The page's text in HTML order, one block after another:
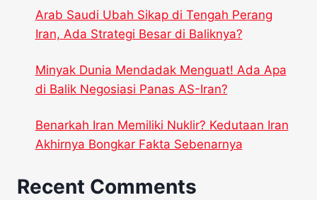
Arab Saudi Ubah Sikap di Tengah Perang
Iran, Ada Strategi Besar di Baliknya?
Minyak Dunia Mendadak Menguat! Ada Apa
di Balik Negosiasi Panas AS-Iran?
Benarkah Iran Memiliki Nuklir? Kedutaan Iran
Akhirnya Bongkar Fakta Sebenarnya
Recent Comments